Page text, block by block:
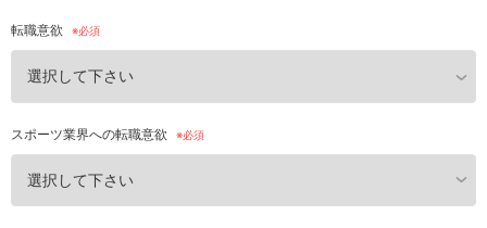
転職意欲
スポーツ業界への転職意欲